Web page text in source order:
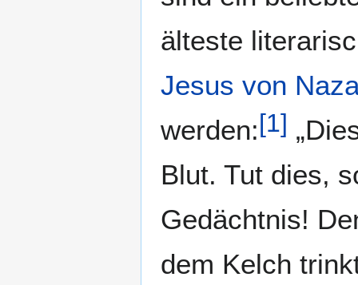
älteste
Jesus von
werden:[1]
Blut. Tut dies,
Gedächtnis!
dem Kelch